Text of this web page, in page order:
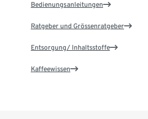
Bedienungsanleitungen
Ratgeber und Grössenratgeber
Entsorgung/ Inhaltsstoffe
Kaffeewissen